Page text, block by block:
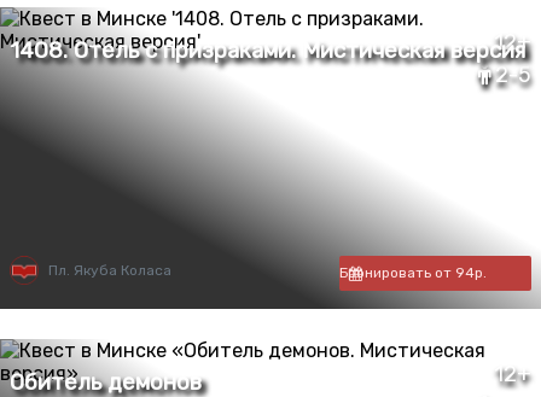
12+
2-5
Пл. Якуба Коласа Бронировать от 94р.
12+